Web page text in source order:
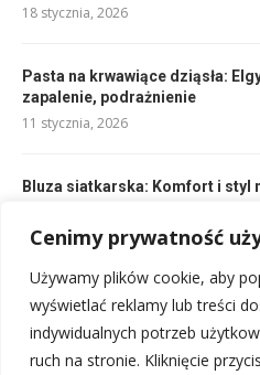
Cenimy prywatność
Używamy plików cookie, aby
wyświetlać reklamy lub treści
indywidualnych potrzeb
ruch na stronie. Kliknięcie
18 stycznia, 2026
Pasta na krwawiące dziąsła:
zapalenie, podrażnienie
11 stycznia, 2026
Bluza siatkarska: Komfort i styl
Babka z frytkownicy
zdrowa!
5 stycznia, 2026